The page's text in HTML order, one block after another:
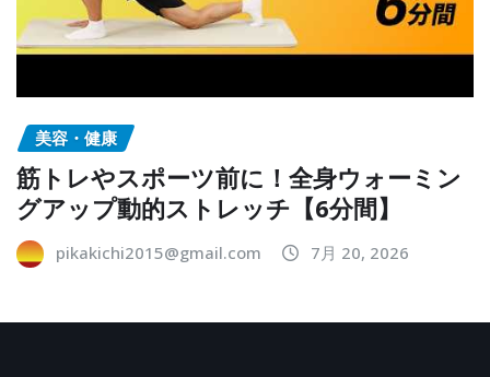
美容・健康
筋トレやスポーツ前に！全身ウォーミン
グアップ動的ストレッチ【6分間】
pikakichi2015@gmail.com 7月 20, 2026